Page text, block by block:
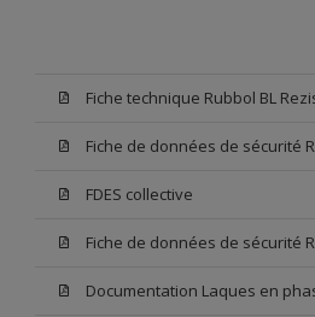
Fiche technique Rubbol BL
FDES collective